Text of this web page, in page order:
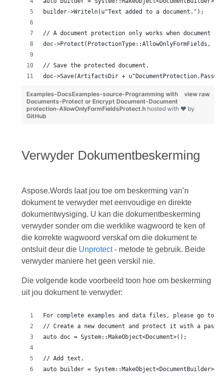
builder->Writeln(u"Text added to a document.");
// A document protection only works when
doc->Protect(ProtectionType::AllowOnlyFormFields,
// Save the protected document.
doc->Save(ArtifactsDir +
view raw
Examples-DocsExamples-source-Programming with
Documents-Protect or Encrypt Document-Document
protection-AllowOnlyFormFieldsProtect.h hosted with ❤ by
GitHub
Verwyder Dokumentbeskerming
Aspose.Words laat jou toe om beskerming van’n
dokument te verwyder met eenvoudige en direkte
dokumentwysiging. U kan die dokumentbeskerming
verwyder sonder om die werklike wagwoord te ken of
die korrekte wagwoord verskaf om die dokument te
ontsluit deur die Unprotect- metode te gebruik. Beide
verwyder maniere het geen verskil nie.
Die volgende kode voorbeeld toon hoe om beskerming
uit jou dokument te verwyder:
For complete examples and data files, please go to
// Create a new document and protect it with a
auto doc = System::MakeObject<Document>();
// Add text.
auto builder =